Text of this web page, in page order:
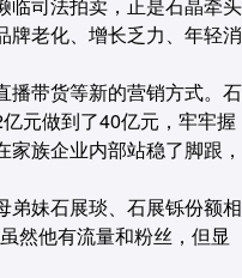
牌老化、增长乏力、年轻消
播带货等新的营销方式。石
元做到了40亿元，牢牢握
族企业内部站稳了脚跟，
弟妹石展琰、石展铄份额相
然他有流量和粉丝，但显